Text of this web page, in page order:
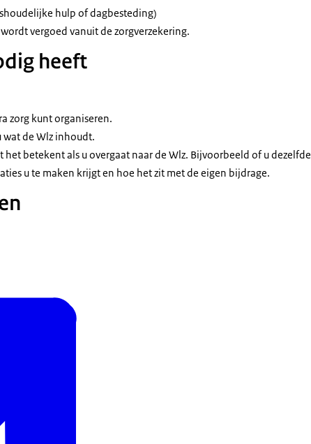
hulp of dagbesteding)
vergoed vanuit de zorgverzekering.
heeft
zorg kunt organiseren.
wat de Wlz inhoudt.
het betekent als u overgaat naar de Wlz. Bijvoorbeeld of u dezelfde
u te maken krijgt en hoe het zit met de eigen bijdrage.